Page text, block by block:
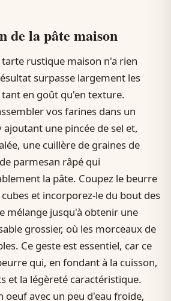
de la pâte maison
tarte rustique maison n'a rien
surpasse largement les
en goût qu'en texture.
vos farines dans un
ajoutant une pincée de sel et,
une cuillère de graines de
parmesan râpé qui
la pâte. Coupez le beurre
et incorporez-le du bout des
mélange jusqu'à obtenir une
grossier, où les morceaux de
Ce geste est essentiel, car ce
qui, en fondant à la cuisson,
et la légèreté caractéristique.
oeuf avec un peu d'eau froide,